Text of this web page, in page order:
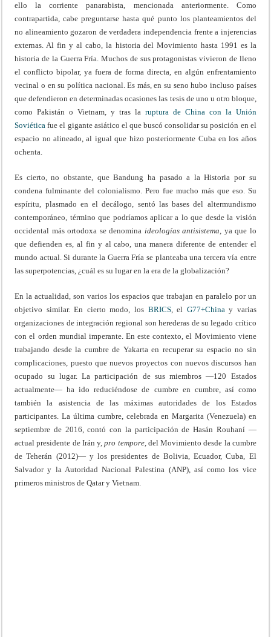
ello la corriente panarabista, mencionada anteriormente. Como
contrapartida, cabe preguntarse hasta qué punto los planteamientos del
no alineamiento gozaron de verdadera independencia frente a injerencias
externas. Al fin y al cabo, la historia del Movimiento hasta 1991 es la
historia de la Guerra Fría. Muchos de sus protagonistas vivieron de lleno
el conflicto bipolar, ya fuera de forma directa, en algún enfrentamiento
vecinal o en su política nacional. Es más, en su seno hubo incluso países
que defendieron en determinadas ocasiones las tesis de uno u otro bloque,
como Pakistán o Vietnam, y tras la ruptura de China con la Unión
Soviética fue el gigante asiático el que buscó consolidar su posición en el
espacio no alineado, al igual que hizo posteriormente Cuba en los años
ochenta.
Es cierto, no obstante, que Bandung ha pasado a la Historia por su
condena fulminante del colonialismo. Pero fue mucho más que eso. Su
espíritu, plasmado en el decálogo, sentó las bases del altermundismo
contemporáneo, término que podríamos aplicar a lo que desde la visión
occidental más ortodoxa se denomina ideologías antisistema , ya que lo
que defienden es, al fin y al cabo, una manera diferente de entender el
mundo actual. Si durante la Guerra Fría se planteaba una tercera vía entre
las superpotencias, ¿cuál es su lugar en la era de la globalización?
En la actualidad, son varios los espacios que trabajan en paralelo por un
objetivo similar. En cierto modo, los BRICS, el G77+China y varias
organizaciones de integración regional son herederas de su legado crítico
con el orden mundial imperante. En este contexto, el Movimiento viene
trabajando desde la cumbre de Yakarta en recuperar su espacio no sin
complicaciones, puesto que nuevos proyectos con nuevos discursos han
ocupado su lugar. La participación de sus miembros —120 Estados
actualmente— ha ido reduciéndose de cumbre en cumbre, así como
también la asistencia de las máximas autoridades de los Estados
participantes. La última cumbre, celebrada en Margarita (Venezuela) en
septiembre de 2016, contó con la participación de Hasán Rouhaní —
actual presidente de Irán y,pro tempore, del Movimiento desde la cumbre
de Teherán (2012)— y los presidentes de Bolivia, Ecuador, Cuba, El
Salvador y la Autoridad Nacional Palestina (ANP), así como los vice
primeros ministros de Qatar y Vietnam.